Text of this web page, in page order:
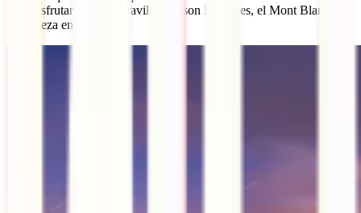
para disfrutar de esa maravilla que son los Alpes, el Mont Blanc, y la
naturaleza en sí misma.